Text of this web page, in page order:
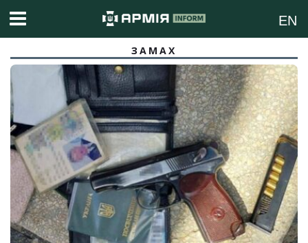
EN
ЗАМАХ